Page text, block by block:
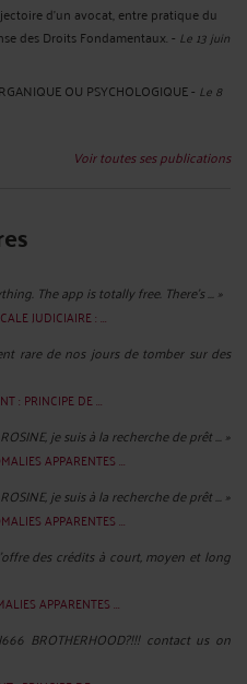
d’un avocat, entre pratique du
des Droits Fondamentaux.- Le 13 juin
OU PSYCHOLOGIQUE- Le 8
Voir toutes ses publications
The app is totally free. There’s ... »
JUDICIAIRE : ...
rare de nos jours de tomber sur des
: PRINCIPE DE ...
je suis à la recherche de prêt ... »
APPARENTES ...
je suis à la recherche de prêt ... »
APPARENTES ...
des crédits à court, moyen et long
APPARENTES ...
BROTHERHOOD?!!! contact us on